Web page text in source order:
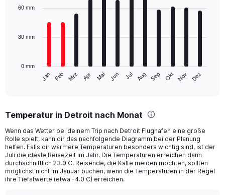
with
The
Range:
categories.
The
chart
has
1
Y
Jan Feb Mrz Apr Mai Jun Jul Aug Sep Okt Nov Dez
0 mm
30 mm
60 mm
Temperatur in Detroit nach Monat
Wenn das Wetter bei deinem Trip nach Detroit Flughafen eine große
Rolle spielt, kann dir das nachfolgende Diagramm bei der Planung
helfen. Falls dir wärmere Temperaturen besonders wichtig sind, ist der
Juli die ideale Reisezeit im Jahr. Die Temperaturen erreichen dann
durchschnittlich 23.0 C. Reisende, die Kälte meiden möchten, sollten
möglichst nicht im Januar buchen, wenn die Temperaturen in der Regel
ihre Tiefstwerte (etwa -4.0 C) erreichen.